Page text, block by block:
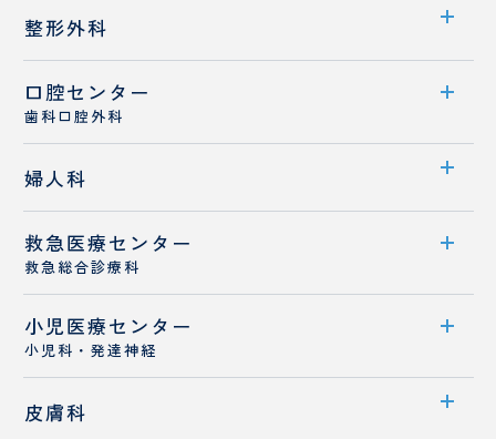
看
ー
医師紹介
センター案内
診療体制
医師紹介
整形外科
診療科案内
医師紹介
口腔センター
歯科口腔外科
センター案内
診療概要
医師紹介
婦人科
診療科案内
医師紹介
救急医療センター
救急総合診療科
救急医療センター案内
小児医療センター
小児科・発達神経
センター案内
皮膚科